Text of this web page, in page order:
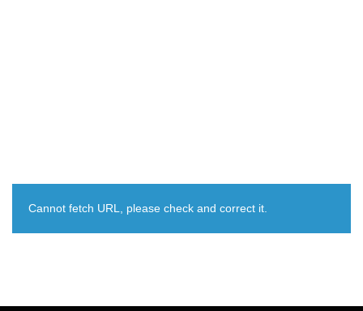
Cannot fetch URL, please check and correct it.